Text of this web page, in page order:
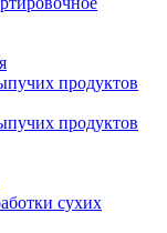
продуктов
продуктов
сухих